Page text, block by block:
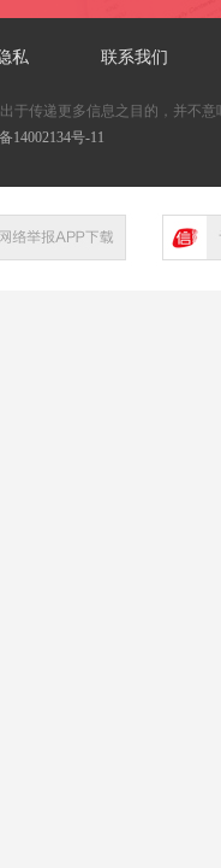
私 联系我们
于传递更多信息之目的，并不
14002134号-11